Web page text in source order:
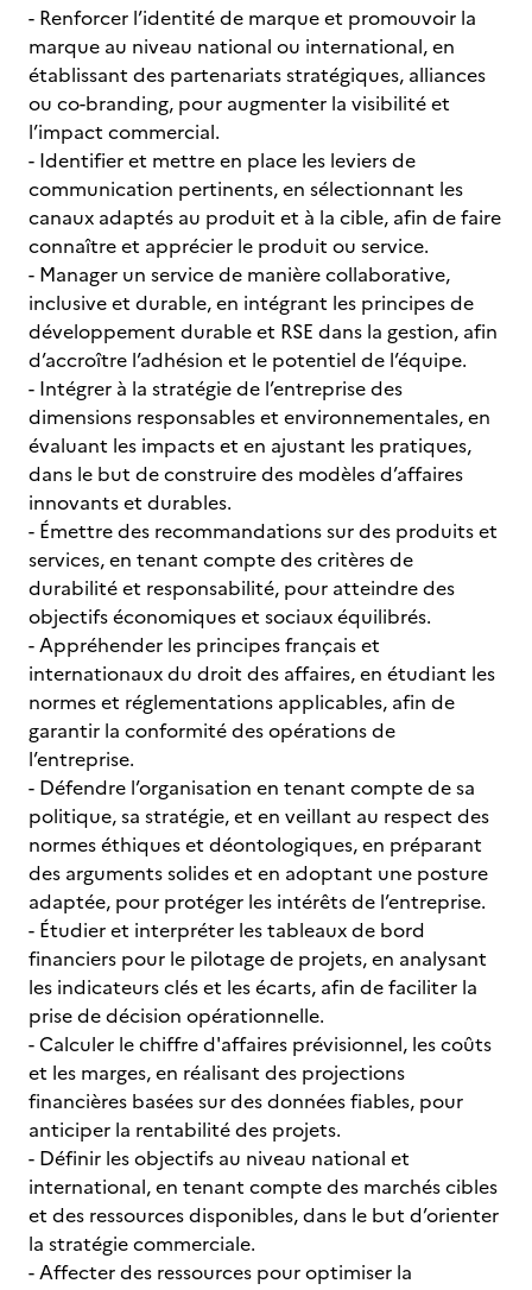
- Renforcer l’identité de marque et promouvoir la
marque au niveau national ou international, en
établissant des partenariats stratégiques, alliances
ou co-branding, pour augmenter la visibilité et
l’impact commercial.
- Identifier et mettre en place les leviers de
communication pertinents, en sélectionnant les
canaux adaptés au produit et à la cible, afin de faire
connaître et apprécier le produit ou service.
- Manager un service de manière collaborative,
inclusive et durable, en intégrant les principes de
développement durable et RSE dans la gestion, afin
d’accroître l’adhésion et le potentiel de l’équipe.
- Intégrer à la stratégie de l’entreprise des
dimensions responsables et environnementales, en
évaluant les impacts et en ajustant les pratiques,
dans le but de construire des modèles d’affaires
innovants et durables.
- Émettre des recommandations sur des produits et
services, en tenant compte des critères de
durabilité et responsabilité, pour atteindre des
objectifs économiques et sociaux équilibrés.
- Appréhender les principes français et
internationaux du droit des affaires, en étudiant les
normes et réglementations applicables, afin de
garantir la conformité des opérations de
l’entreprise.
- Défendre l’organisation en tenant compte de sa
politique, sa stratégie, et en veillant au respect des
normes éthiques et déontologiques, en préparant
des arguments solides et en adoptant une posture
adaptée, pour protéger les intérêts de l’entreprise.
- Étudier et interpréter les tableaux de bord
financiers pour le pilotage de projets, en analysant
les indicateurs clés et les écarts, afin de faciliter la
prise de décision opérationnelle.
- Calculer le chiffre d'affaires prévisionnel, les coûts
et les marges, en réalisant des projections
financières basées sur des données fiables, pour
anticiper la rentabilité des projets.
- Définir les objectifs au niveau national et
international, en tenant compte des marchés cibles
et des ressources disponibles, dans le but d’orienter
la stratégie commerciale.
- Affecter des ressources pour optimiser la